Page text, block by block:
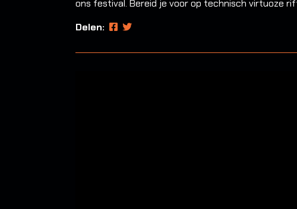
ons festival. Bereid je voor op technisch virtuoze
Delen: